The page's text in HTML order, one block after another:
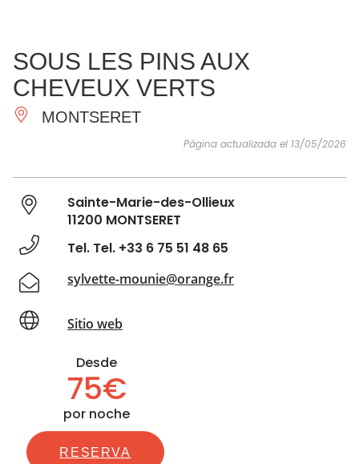
IMPRESCINDIBLES
HACER
INSPIRACIONES
SOUS LES PINS AUX
CHEVEUX VERTS
MONTSERET
Página actualizada el 13/05/2026
Sainte-Marie-des-Ollieux
11200 MONTSERET
Tel. Tel. +33 6 75 51 48 65
sylvette-mounie@orange.fr
Sitio web
Desde
75€
por noche
RESERVA